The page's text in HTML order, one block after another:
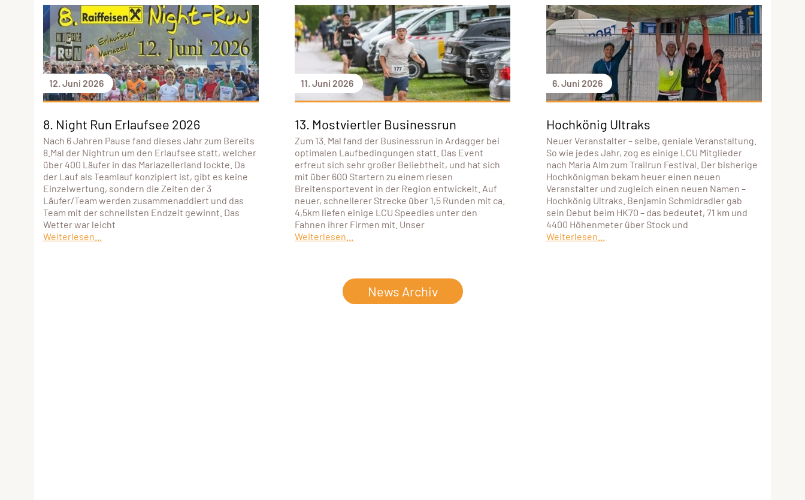
12. Juni 2026
8. Night Run Erlaufsee 2026
Nach 6 Jahren Pause fand dieses Jahr zum Bereits
8.Mal der Nightrun um den Erlaufsee statt, welcher
über 400 Läufer in das Mariazellerland lockte. Da
der Lauf als Teamlauf konzipiert ist, gibt es keine
Einzelwertung, sondern die Zeiten der 3
Läufer/Team werden zusammenaddiert und das
Team mit der schnellsten Endzeit gewinnt. Das
Wetter war leicht
Weiterlesen...
11. Juni 2026
13. Mostviertler Businessrun
Zum 13. Mal fand der Businessrun in Ardagger bei
optimalen Laufbedingungen statt. Das Event
erfreut sich sehr großer Beliebtheit, und hat sich
mit über 600 Startern zu einem riesen
Breitensportevent in der Region entwickelt. Auf
neuer, schnellerer Strecke über 1,5 Runden mit ca.
4,5km liefen einige LCU Speedies unter den
Fahnen ihrer Firmen mit. Unser
Weiterlesen...
6. Juni 2026
Hochkönig Ultraks
Neuer Veranstalter – selbe, geniale Veranstaltung.
So wie jedes Jahr, zog es einige LCU Mitglieder
nach Maria Alm zum Trailrun Festival. Der bisherige
Hochkönigman bekam heuer einen neuen
Veranstalter und zugleich einen neuen Namen –
Hochkönig Ultraks. Benjamin Schmidradler gab
sein Debut beim HK70 – das bedeutet, 71 km und
4400 Höhenmeter über Stock und
Weiterlesen...
News Archiv